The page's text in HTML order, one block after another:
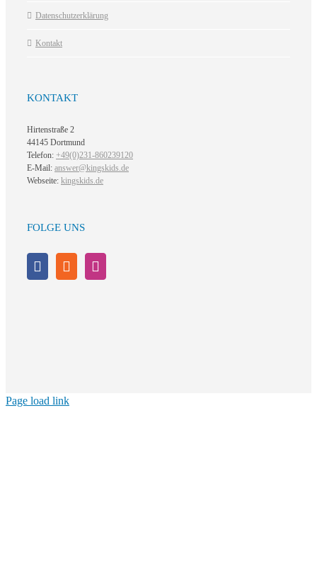
Datenschutzerklärung
Kontakt
KONTAKT
Hirtenstraße 2
44145 Dortmund
Telefon: +49(0)231-860239120
E-Mail: answer@kingskids.de
Webseite: kingskids.de
FOLGE UNS
Page load link